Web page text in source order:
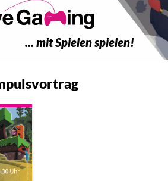
... mit Spielen spielen!